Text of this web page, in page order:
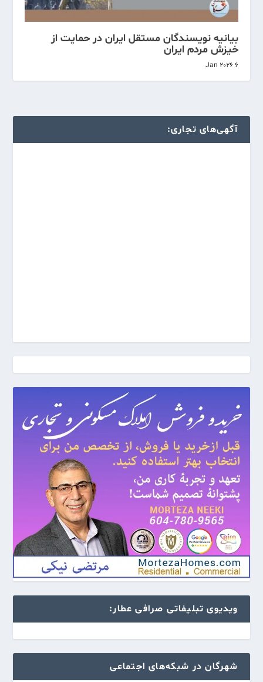
بیانیه نویسندگان مستقل ایران در حمایت از
خیزش مردم ایران
6 Jan 2026
آگهی‌های تجاری:
ویدیوی تبلیفاتی صرافی عطار:
شهرگان در شبکه‌های اجتماعی